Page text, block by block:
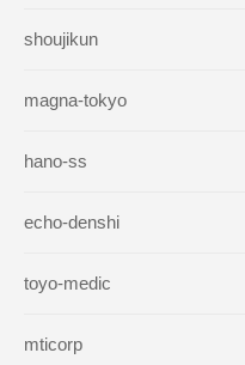
shoujikun
magna-tokyo
hano-ss
echo-denshi
toyo-medic
mticorp